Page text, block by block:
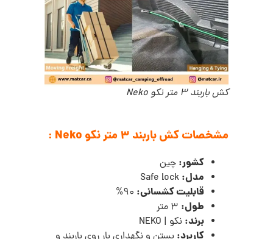
کش باربند 3 متر نکو Neko
مشخصات کش باربند 3 متر نکو Neko
:
کشور: چین
مدل:
قابلیت کشسانی:
طول:
برند: نکو | NEKO